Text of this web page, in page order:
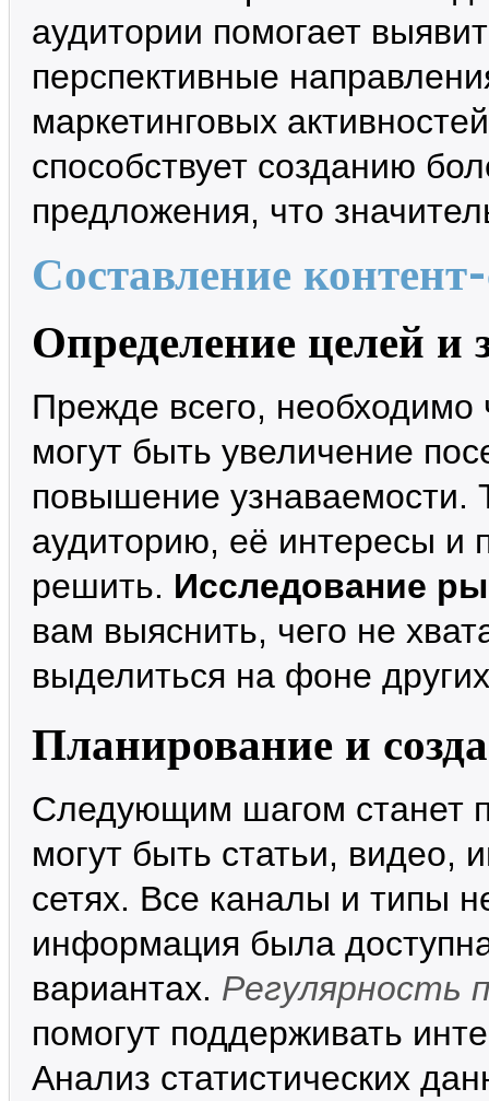
аудитории помогает
перспективные
маркетинговых
способствует созданию
предложения, что
Составление
Определение целей и
Прежде всего,
могут быть увеличение
повышение узнаваемости.
аудиторию, её интересы и
решить. Исследование
вам выяснить, чего не
выделиться на фоне
Планирование и
Следующим шагом станет
могут быть статьи, видео,
сетях. Все каналы и типы
информация была
вариантах. Регулярность
помогут поддерживать
Анализ статистических